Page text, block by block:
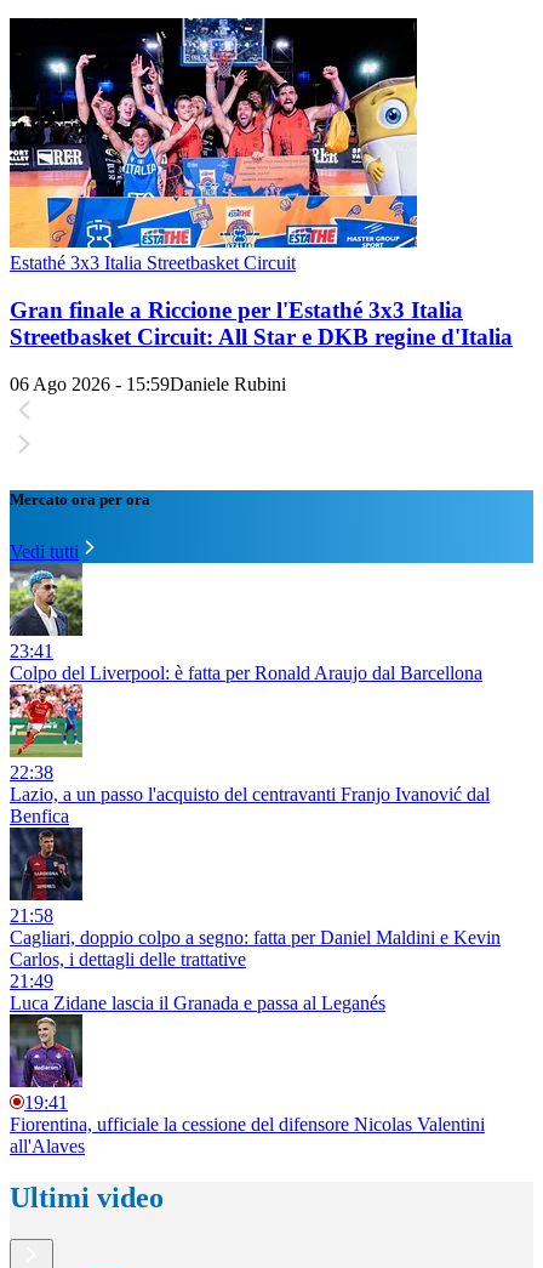
Estathé 3x3 Italia Streetbasket Circuit
Gran finale a Riccione per l'Estathé 3x3 Italia
Streetbasket Circuit: All Star e DKB regine d'Italia
06 Ago 2026 - 15:59Daniele Rubini
Mercato ora per ora
Vedi tutti
23:41
Colpo del Liverpool: è fatta per Ronald Araujo dal Barcellona
22:38
Lazio, a un passo l'acquisto del centravanti Franjo Ivanović dal
Benfica
21:58
Cagliari, doppio colpo a segno: fatta per Daniel Maldini e Kevin
Carlos, i dettagli delle trattative
21:49
Luca Zidane lascia il Granada e passa al Leganés
19:41
Fiorentina, ufficiale la cessione del difensore Nicolas Valentini
all'Alaves
Ultimi video